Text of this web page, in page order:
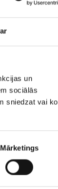
un
sociālās
sniedzat vai ko
Mārketings